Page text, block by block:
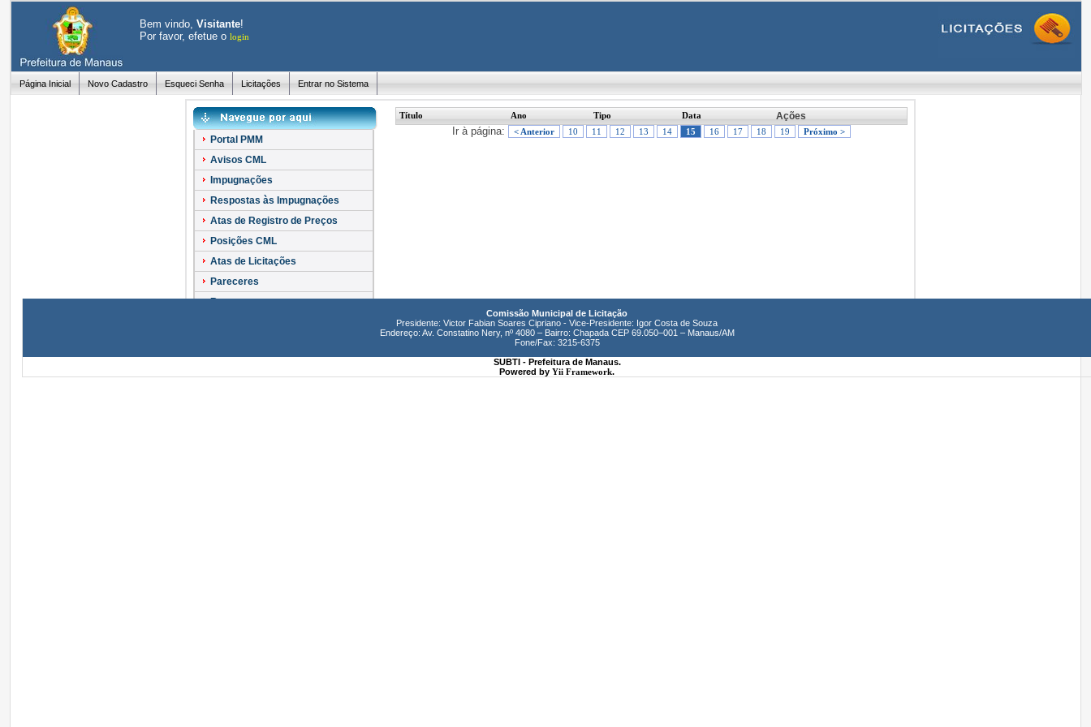
Bem vindo,Visitante!
Por favor, efetue ologin
Página Inicial Novo Cadastro Esqueci Senha Licitações Entrar no Sistema
Portal PMM
Avisos CML
Impugnações
Respostas às Impugnações
Atas de Registro de Preços
Posições CML
Atas de Licitações
Pareceres
Recursos
Título Ano Tipo Data Ações
Ir à página: < Anterior 10 11 12 13 14 15 16 17 18 19 Próximo >
Comissão Municipal de Licitação
Presidente: Victor Fabian Soares Cipriano - Vice-Presidente: Igor Costa de Souza
Endereço: Av. Constatino Nery, nº 4080 – Bairro: Chapada CEP 69.050–001 – Manaus/AM
Fone/Fax: 3215-6375
SUBTI - Prefeitura de Manaus.
Powered byYii Framework.